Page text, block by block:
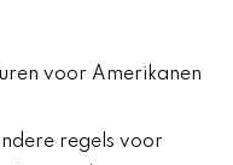
voor Amerikanen
regels voor